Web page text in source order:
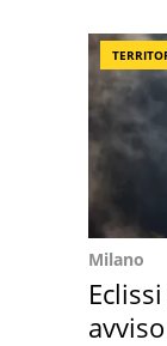
Milano